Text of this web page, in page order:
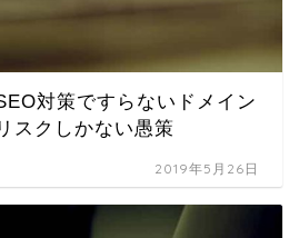
対策ですらないドメイン
スクしかない愚策
2019年5月26日